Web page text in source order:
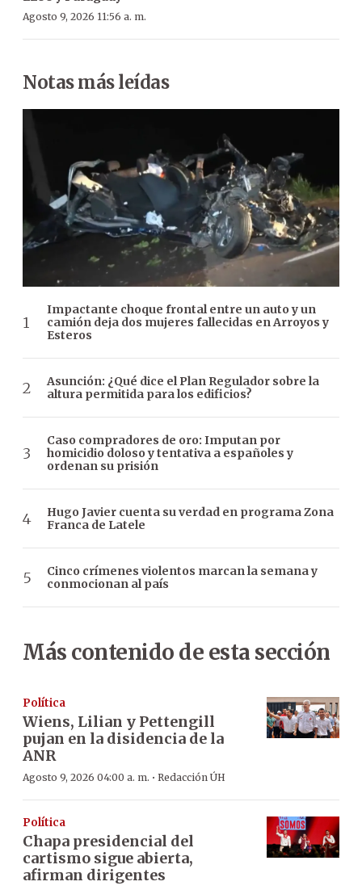
Agosto 9, 2026 11:56 a. m.
Notas más leídas
Impactante choque frontal entre un auto y un
camión deja dos mujeres fallecidas en Arroyos y
Esteros
Asunción: ¿Qué dice el Plan Regulador sobre la
altura permitida para los edificios?
Caso compradores de oro: Imputan por
homicidio doloso y tentativa a españoles y
ordenan su prisión
Hugo Javier cuenta su verdad en programa Zona
Franca de Latele
Cinco crímenes violentos marcan la semana y
conmocionan al país
Más contenido de esta sección
Política
Wiens, Lilian y Pettengill
pujan en la disidencia de la
ANR
Agosto 9, 2026 04:00 a. m. · Redacción ÚH
Política
Chapa presidencial del
cartismo sigue abierta,
afirman dirigentes